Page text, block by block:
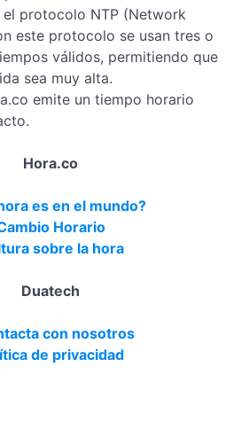
protocolo NTP (Network
este protocolo se usan tres o
válidos, permitiendo que
sea muy alta.
emite un tiempo horario
Hora.co
es en el mundo?
Horario
sobre la hora
Duatech
con nosotros
de privacidad